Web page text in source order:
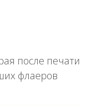
после печати
флаеров